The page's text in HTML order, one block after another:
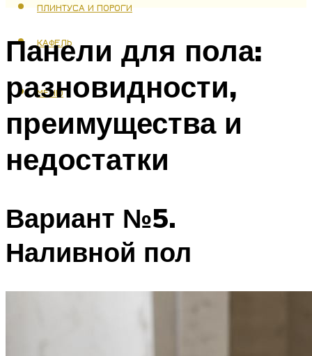
ПЛИНТУСА И ПОРОГИ
КАФЕЛЬ
МЕНЮ
Панели для пола:
разновидности,
преимущества и
недостатки
Вариант №5.
Наливной пол